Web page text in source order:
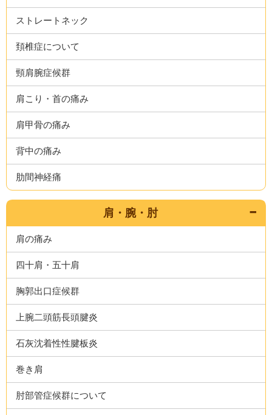
ストレートネック
頚椎症について
頸肩腕症候群
肩こり・首の痛み
肩甲骨の痛み
背中の痛み
肋間神経痛
肩・腕・肘
肩の痛み
四十肩・五十肩
胸郭出口症候群
上腕二頭筋長頭腱炎
石灰沈着性性腱板炎
巻き肩
肘部管症候群について